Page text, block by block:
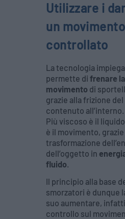
Utilizzare i
un
controllato
La tecnologia
permette di frenare
movimento di
grazie alla frizione
contenuto all’interno.
Più viscoso è il
è il movimento, grazie
trasformazione
dell’oggetto in
fluido.
Il principio alla base
smorzatori è dunque
suo aumentare,
controllo sul